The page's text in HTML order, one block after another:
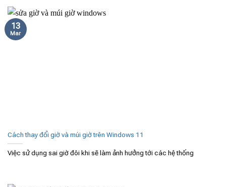
Cách thay đổi giờ và múi giờ trên Windows 11
Việc sử dụng sai giờ đôi khi sẽ làm ảnh hưởng tới các hệ thống
13
Mar